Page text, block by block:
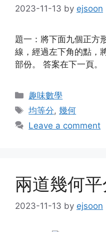
2023-11-13 by ejsoon
題一：將下面九個正方
線，經過左下角的點，
部份。 答案在下一頁。
Categories
趣味數學
Tags
均等分,幾何
Leave a comment
兩道幾何
2023-11-13 by ejsoon